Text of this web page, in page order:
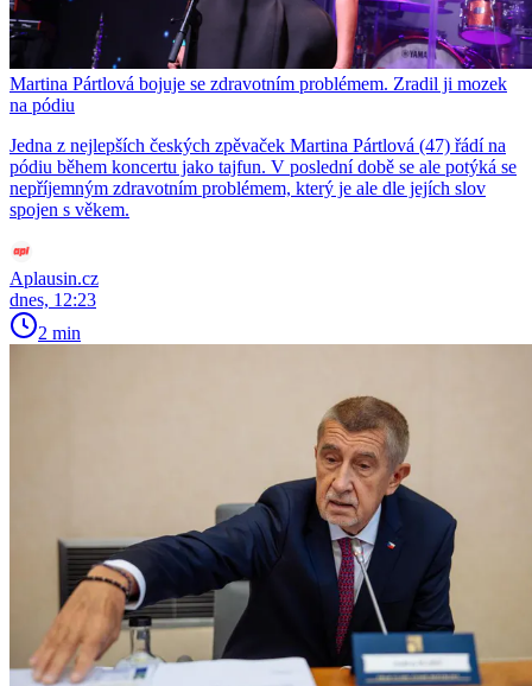
Martina Pártlová bojuje se zdravotním problémem. Zradil ji mozek
na pódiu
Jedna z nejlepších českých zpěvaček Martina Pártlová (47) řádí na
pódiu během koncertu jako tajfun. V poslední době se ale potýká se
nepříjemným zdravotním problémem, který je ale dle jejích slov
spojen s věkem.
Aplausin.cz
dnes, 12:23
2 min